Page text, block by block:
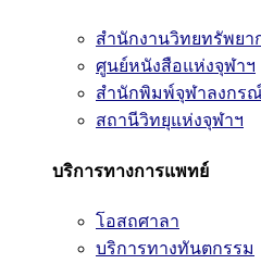
สำนักงานวิทยทรัพยา
ศูนย์หนังสือแห่งจุฬาฯ
สำนักพิมพ์จุฬาลงกร
สถานีวิทยุแห่งจุฬาฯ
บริการทางการแพทย์
โอสถศาลา
บริการทางทันตกรรม